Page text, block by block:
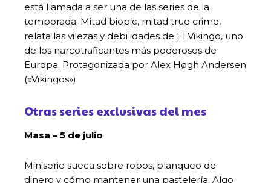
está llamada a ser una de las series de la
temporada. Mitad biopic, mitad true crime,
relata las vilezas y debilidades de El Vikingo, uno
de los narcotraficantes más poderosos de
Europa. Protagonizada por Alex Høgh Andersen
(«Vikingos»).
Otras series exclusivas del mes
Masa – 5 de julio
Miniserie sueca sobre robos, blanqueo de
dinero y cómo mantener una pastelería. Algo